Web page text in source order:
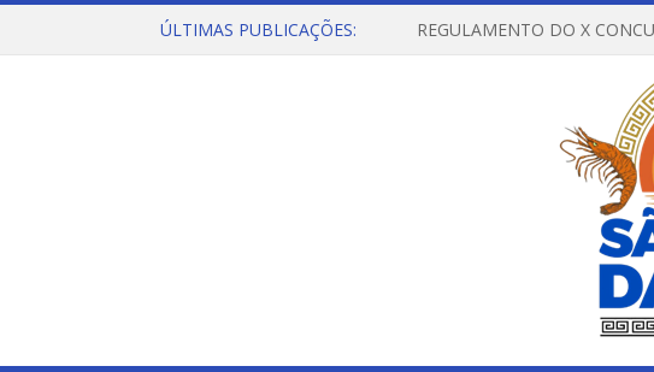
ÚLTIMAS PUBLICAÇÕES: